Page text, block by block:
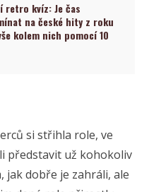
retro kvíz: Je čas
na české hity z roku
kolem nich pomocí 10
si střihla role, ve
představit už kohokoliv
jak dobře je zahráli, ale